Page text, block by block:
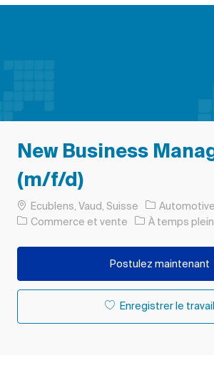
New Business
(m/f/d)
Emplacement
Ecublens, Vaud, Suisse
Catégorie
Commerce et vente Type d’emploi
À temps plein
Postulez maintenant
Enregistrer le travail